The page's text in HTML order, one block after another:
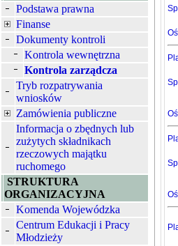
Podstawa prawna
Finanse
Dokumenty kontroli
Kontrola wewnętrzna
Kontrola zarządcza
Tryb rozpatrywania
wniosków
Zamówienia publiczne
Informacja o zbędnych lub
zużytych składnikach
rzeczowych majątku
ruchomego
STRUKTURA
ORGANIZACYJNA
Komenda Wojewódzka
Centrum Edukacji i Pracy
Młodzieży